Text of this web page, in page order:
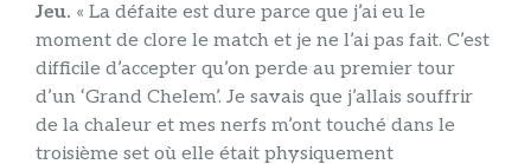
Jeu. « La défaite est dure parce que j’ai eu le
moment de clore le match et je ne l’ai pas fait. C’est
difficile d’accepter qu’on perde au premier tour
d’un ‘Grand Chelem’. Je savais que j’allais souffrir
de la chaleur et mes nerfs m’ont touché dans le
troisième set où elle était physiquement